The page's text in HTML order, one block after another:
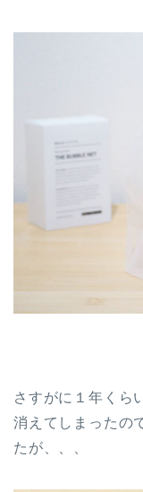
さすがに１年くら
消えてしまったの
たが、、、